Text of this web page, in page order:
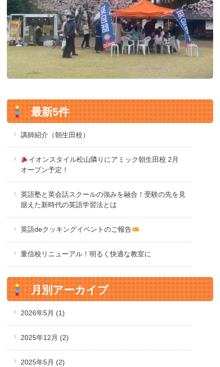
最新5件
講師紹介（朝生田校）
イオンスタイル松山隣りにアミック朝生田校 2月
オープン予定！
英語塾と英会話スクールの強みを融合！受験の先を見
据えた新時代の英語学習法とは
英語deクッキングイベントのご報告
重信校リニューアル！明るく快適な教室に
月別アーカイブ
2026年5月 (1)
2025年12月 (2)
2025年5月 (2)